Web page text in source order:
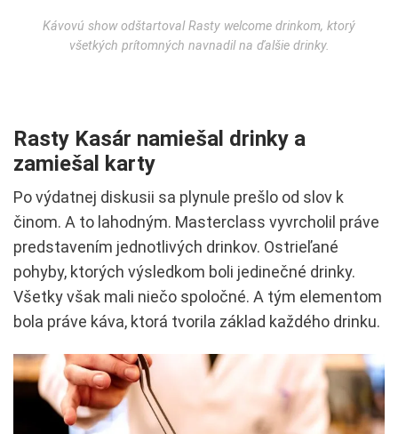
Kávovú show odštartoval Rasty welcome drinkom, ktorý
všetkých prítomných navnadil na ďalšie drinky.
Rasty Kasár namiešal drinky a
zamiešal karty
Po výdatnej diskusii sa plynule prešlo od slov k
činom. A to lahodným. Masterclass vyvrcholil práve
predstavením jednotlivých drinkov. Ostrieľané
pohyby, ktorých výsledkom boli jedinečné drinky.
Všetky však mali niečo spoločné. A tým elementom
bola práve káva, ktorá tvorila základ každého drinku.